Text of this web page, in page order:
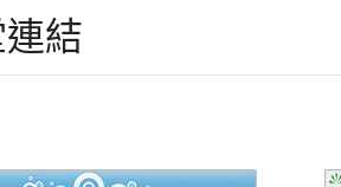
結